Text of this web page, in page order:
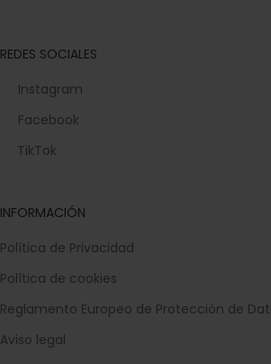
REDES SOCIALES
Instagram
Facebook
TikTok
INFORMACIÓN
Política de Privacidad
Política de cookies
Reglamento Europeo de Protección de
Aviso legal